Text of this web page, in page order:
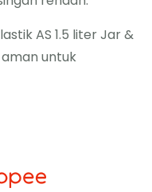
AS 1.5 liter Jar &
untuk